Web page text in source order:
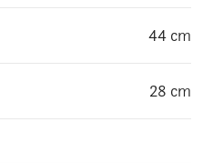
44 cm
28 cm